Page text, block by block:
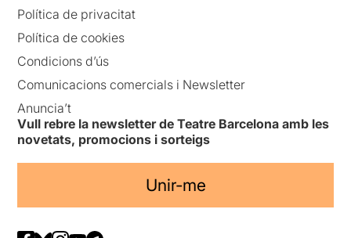
Política de privacitat
Política de cookies
Condicions d’ús
Comunicacions comercials i Newsletter
Anuncia’t
Vull rebre la newsletter de Teatre Barcelona amb les
novetats, promocions i sorteigs
Unir-me